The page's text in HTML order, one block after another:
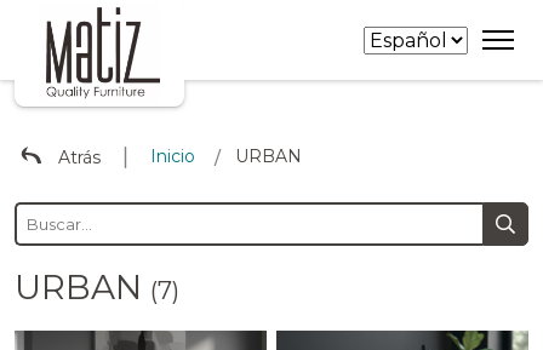
Atrás Inicio / URBAN
URBAN (7)